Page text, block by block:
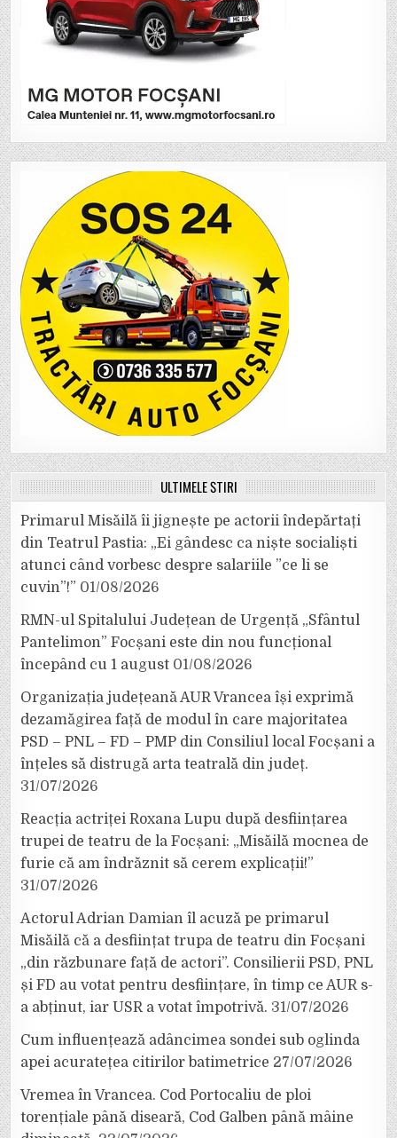
ULTIMELE ȘTIRI
Primarul Misăilă îi jignește pe actorii îndepărtați
din Teatrul Pastia: „Ei gândesc ca niște socialiști
atunci când vorbesc despre salariile ”ce li se
cuvin”!” 01/08/2026
RMN-ul Spitalului Județean de Urgență „Sfântul
Pantelimon” Focșani este din nou funcțional
începând cu 1 august 01/08/2026
Organizația județeană AUR Vrancea își exprimă
dezamăgirea față de modul în care majoritatea
PSD – PNL – FD – PMP din Consiliul local Focșani a
înțeles să distrugă arta teatrală din județ.
31/07/2026
Reacția actriței Roxana Lupu după desființarea
trupei de teatru de la Focșani: „Misăilă mocnea de
furie că am îndrăznit să cerem explicații!”
31/07/2026
Actorul Adrian Damian îl acuză pe primarul
Misăilă că a desființat trupa de teatru din Focșani
„din răzbunare față de actori”. Consilierii PSD, PNL
și FD au votat pentru desființare, în timp ce AUR s-
a abținut, iar USR a votat împotrivă. 31/07/2026
Cum influențează adâncimea sondei sub oglinda
apei acuratețea citirilor batimetrice 27/07/2026
Vremea în Vrancea. Cod Portocaliu de ploi
torențiale până diseară, Cod Galben până mâine